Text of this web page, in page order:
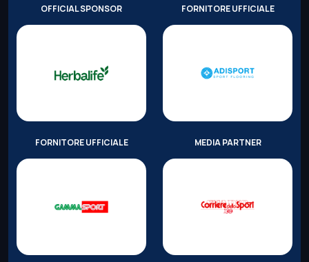
OFFICIAL SPONSOR FORNITORE UFFICIALE
FORNITORE UFFICIALE MEDIA PARTNER